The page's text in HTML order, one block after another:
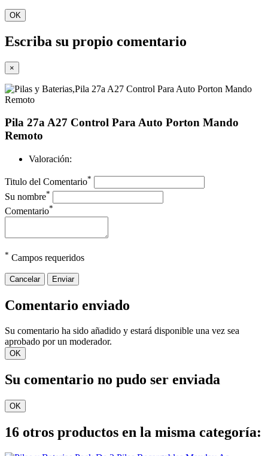
OK
Escriba su propio comentario
×
Pila 27a A27 Control Para Auto Porton Mando
Remoto
Valoración:
Titulo del Comentario*
Su nombre*
Comentario*
* Campos requeridos
Cancelar Enviar
Comentario enviado
Su comentario ha sido añadido y estará disponible una vez sea
aprobado por un moderador.
OK
Su comentario no pudo ser enviada
OK
16 otros productos en la misma categoría: